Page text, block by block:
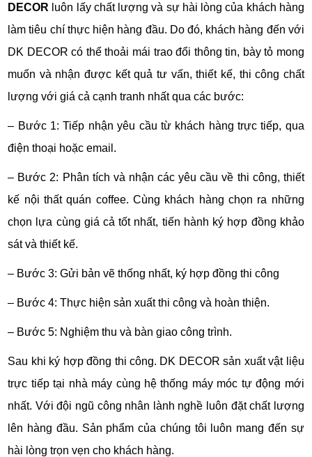
DECOR luôn lấy chất lượng và sự hài lòng của khách hàng
làm tiêu chí thực hiện hàng đầu. Do đó, khách hàng đến với
DK DECOR có thể thoải mái trao đổi thông tin, bày tỏ mong
muốn và nhận được kết quả tư vấn, thiết kế, thi công chất
lượng với giá cả cạnh tranh nhất qua các bước:
– Bước 1: Tiếp nhận yêu cầu từ khách hàng trực tiếp, qua
điện thoại hoặc email.
– Bước 2: Phân tích và nhận các yêu cầu về thi công, thiết
kế nội thất quán coffee. Cùng khách hàng chọn ra những
chọn lựa cùng giá cả tốt nhất, tiến hành ký hợp đồng khảo
sát và thiết kế.
– Bước 3: Gửi bản vẽ thống nhất, ký hợp đồng thi công
– Bước 4: Thực hiện sản xuất thi công và hoàn thiện.
– Bước 5: Nghiệm thu và bàn giao công trình.
Sau khi ký hợp đồng thi công. DK DECOR sản xuất vật liệu
trực tiếp tại nhà máy cùng hệ thống máy móc tự động mới
nhất. Với đội ngũ công nhân lành nghề luôn đặt chất lượng
lên hàng đầu. Sản phẩm của chúng tôi luôn mang đến sự
hài lòng trọn vẹn cho khách hàng.